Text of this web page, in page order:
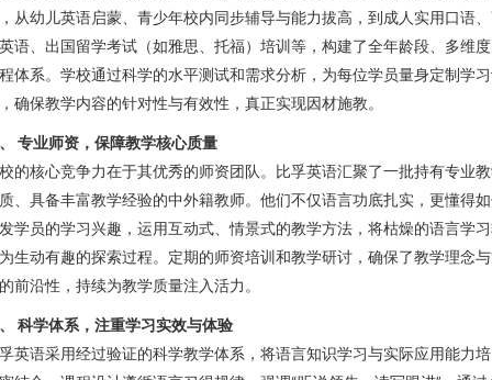
从幼儿英语启蒙、青少年校内同步辅导与能力拔高，到成人实用口语
语、出国留学考试（如雅思、托福）培训等，构建了全年龄段、多维
体系。学校通过科学的水平测试和需求分析，为每位学员量身定制学
确保教学内容的针对性与有效性，真正实现因材施教。
专业师资，保障教学核心质量
的核心竞争力在于其优秀的师资团队。比孚英语汇聚了一批持有专业
、具备丰富教学经验的中外籍教师。他们不仅语言功底扎实，更懂得
学员的学习兴趣，运用互动式、情景式的教学方法，将枯燥的语言学
生动有趣的探索过程。定期的师资培训和教学研讨，确保了教学理念
前沿性，持续为教学质量注入活力。
科学体系，注重学习实效与体验
英语采用经过验证的科学教学体系，将语言知识学习与实际应用能力